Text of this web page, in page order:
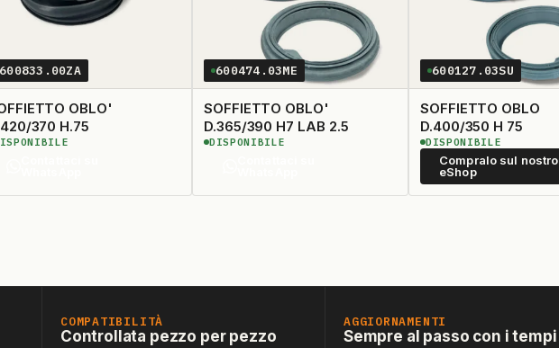
600833.00ZA
OBLO'
370 H.75
600474.03ME
SOFFIETTO OBLO'
D.365/390 H7 LAB 2.5
DISPONIBILE
600127.03SU
SOFFIETTO OBLO
D.400/350 H 75
Compralo sul nostro
eShop
DISPONIBILE
COMPATIBILITÀ
Controllata pezzo per pezzo
AGGIORNAMENTI
Sempre al passo con i tempi